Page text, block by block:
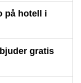
på hotell i
gratis